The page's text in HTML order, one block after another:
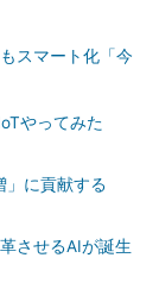
スマート化「今
やってみた
」に貢献する
させるAIが誕生